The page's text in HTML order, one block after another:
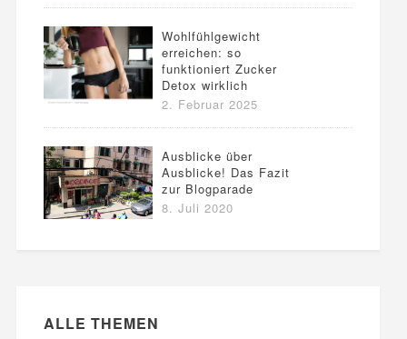
Wohlfühlgewicht
erreichen: so
funktioniert Zucker
Detox wirklich
2. Februar 2025
Ausblicke über
Ausblicke! Das Fazit
zur Blogparade
8. Juli 2020
ALLE THEMEN